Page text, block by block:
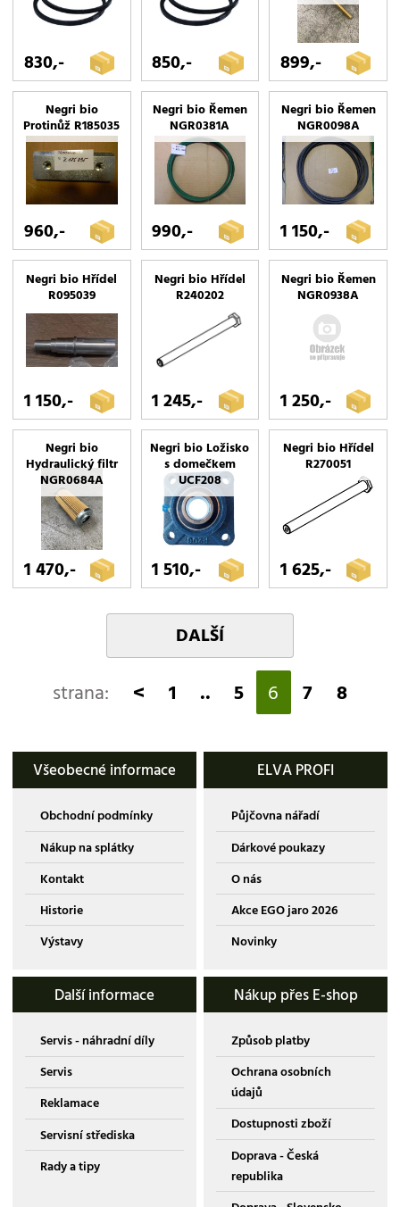
830,- 850,- 899,-
Negri bio
Protinůž R185035
960,-
Negri bio Řemen
NGR0381A
990,-
Negri bio Řemen
NGR0098A
1 150,-
Negri bio Hřídel
R095039
1 150,-
Negri bio Hřídel
R240202
1 245,-
Negri bio Řemen
NGR0938A
1 250,-
Negri bio
Hydraulický filtr
NGR0684A
1 470,-
Negri bio Ložisko
s domečkem
UCF208
1 510,-
Negri bio Hřídel
R270051
1 625,-
DALŠÍ
strana: < 1 .. 5 6 7 8
Všeobecné informace
Obchodní podmínky
Nákup na splátky
Kontakt
Historie
Výstavy
ELVA PROFI
Půjčovna nářadí
Dárkové poukazy
O nás
Akce EGO jaro 2026
Novinky
Další informace
Servis - náhradní díly
Servis
Reklamace
Servisní střediska
Rady a tipy
Nákup přes E-shop
Způsob platby
Ochrana osobních
údajů
Dostupnosti zboží
Doprava - Česká
republika